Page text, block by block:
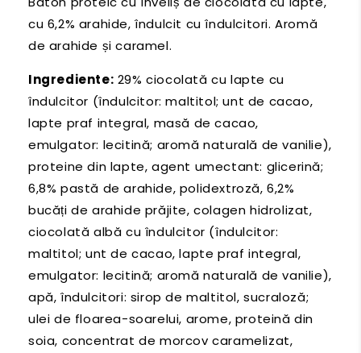
cu 6,2% arahide, îndulcit cu îndulcitori. Aromă
de arahide și caramel.
Ingrediente: 29% ciocolată cu lapte cu
îndulcitor (îndulcitor: maltitol; unt de cacao,
lapte praf integral, masă de cacao,
emulgator: lecitină; aromă naturală de vanilie),
proteine din lapte, agent umectant: glicerină;
6,8% pastă de arahide, polidextroză, 6,2%
bucăți de arahide prăjite, colagen hidrolizat,
ciocolată albă cu îndulcitor (îndulcitor:
maltitol; unt de cacao, lapte praf integral,
emulgator: lecitină; aromă naturală de vanilie),
apă, îndulcitori: sirop de maltitol, sucraloză;
ulei de floarea-soarelui, arome, proteină din
soia, concentrat de morcov caramelizat,